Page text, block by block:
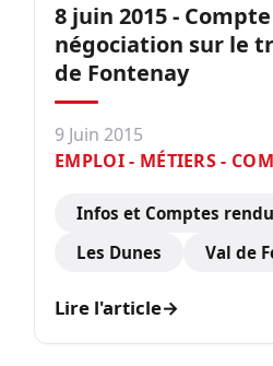
8 juin 2015 -
négociation sur le
de Fontenay
9 Juin 2015
EMPLOI - MÉTIERS -
Infos et Comptes
Les Dunes
Val de
Lire l'article→